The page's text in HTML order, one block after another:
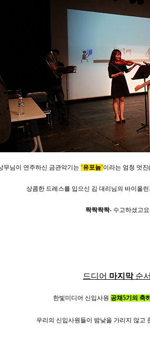
무님이 연주하신 금관악기는 ‘유포늄’이라는 엄청 멋
상콤한 드레스를 입으신 김 대리님의 바이올
짝짝짝짝- 수고하셨고요.
드디어 마지막 순
한빛미디어 신입사원 공채5기의 축
우리의 신입사원들이 밤낮을 가리지 않고